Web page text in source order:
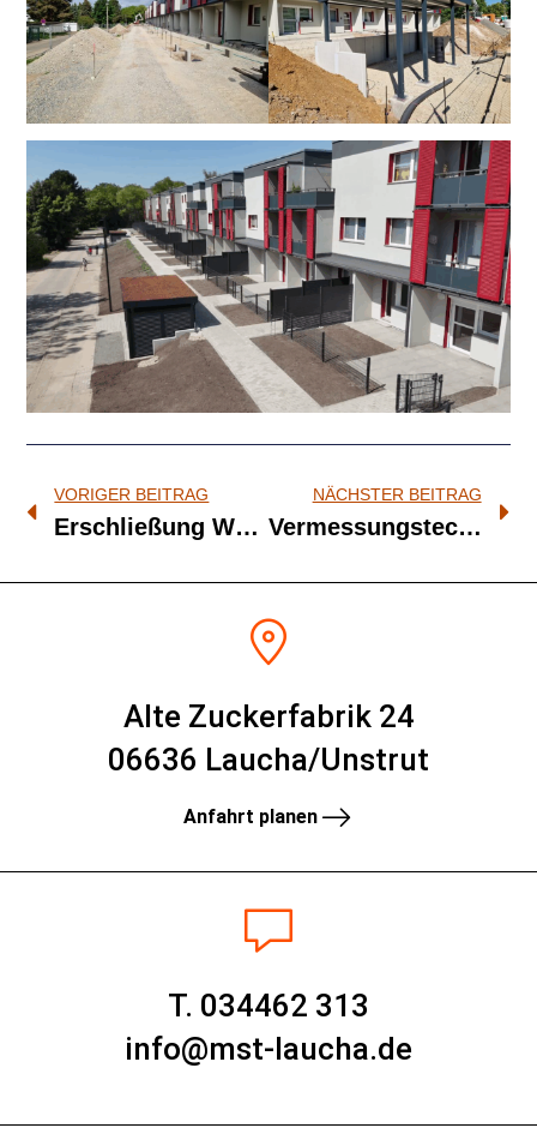
VORIGER BEITRAG
Erschließung Wohngebiet Bergstraße in Hermsdorf
NÄCHSTER BEITRAG
Vermessungstechniker (w/m/d)
Alte Zuckerfabrik 24
06636 Laucha/Unstrut
Anfahrt planen
T. 034462 313
info@mst-laucha.de